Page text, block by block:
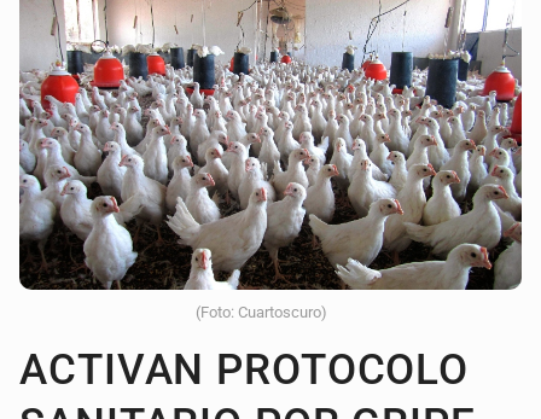
(Foto: Cuartoscuro)
ACTIVAN PROTOCOLO